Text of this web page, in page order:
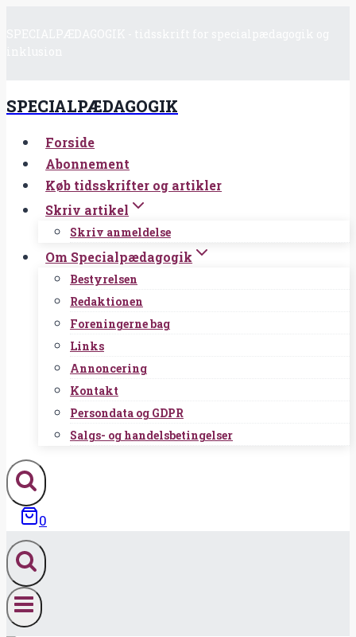
SPECIALPÆDAGOGIK
Forside
Abonnement
Køb tidsskrifter og artikler
Skriv artikel
Skriv anmeldelse
Om Specialpædagogik
Bestyrelsen
Redaktionen
Foreningerne bag
Links
Annoncering
Kontakt
Persondata og GDPR
Salgs- og handelsbetingelser
0